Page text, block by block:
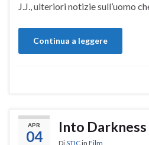
J.J., ulteriori notizie sull’uomo
Continua a leggere
APR
04
Into
DiSTICin Film